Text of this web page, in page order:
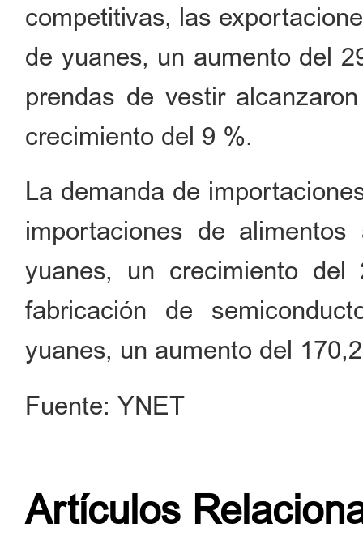
competitivas, las
de yuanes, un aumento del
prendas de vestir
crecimiento del 9 %.
La demanda de
importaciones de
yuanes, un crecimiento
fabricación de
yuanes, un aumento del
Fuente: YNET
Artículos